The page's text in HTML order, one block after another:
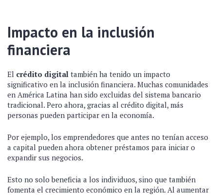
Impacto en la inclusión
financiera
El crédito digital también ha tenido un impacto
significativo en la inclusión financiera. Muchas comunidades
en América Latina han sido excluidas del sistema bancario
tradicional. Pero ahora, gracias al crédito digital, más
personas pueden participar en la economía.
Por ejemplo, los emprendedores que antes no tenían acceso
a capital pueden ahora obtener préstamos para iniciar o
expandir sus negocios.
Esto no solo beneficia a los individuos, sino que también
fomenta el crecimiento económico en la región. Al aumentar